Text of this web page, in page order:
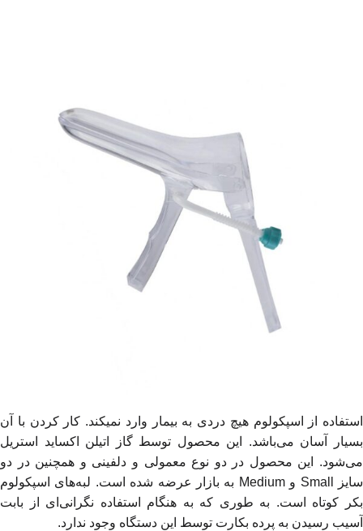
استفاده از اسپکولوم هیچ دردی به بیمار وارد نمیکند. کار کردن با آن
بسیار آسان می‌باشد. این محصول توسط گاز اتیلن اکساید استریل
می‌شود. این محصول در دو نوع معمولی و دلفینی و همچنین در دو
سایز Small و Medium به بازار عرضه شده است. لبه‌های اسپکولوم
بکر کوتاه است. به طوری که به هنگام استفاده نگرانی‌ای از بابت
آسیب رسیدن به پرده بکارت توسط این دستگاه وجود ندارد.